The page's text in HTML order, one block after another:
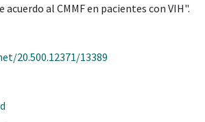
al CMMF en pacientes con VIH".
20.500.12371/13389